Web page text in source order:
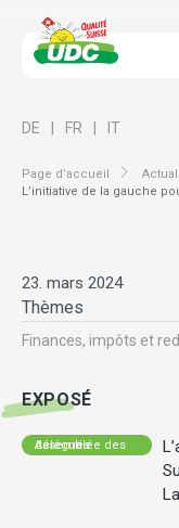
Page d’accueil
L’initiative de la gauche
DE FR IT
23. mars 2024
Thèmes
Finances, impôts et
EXPOSÉ
Assemblée des délégués